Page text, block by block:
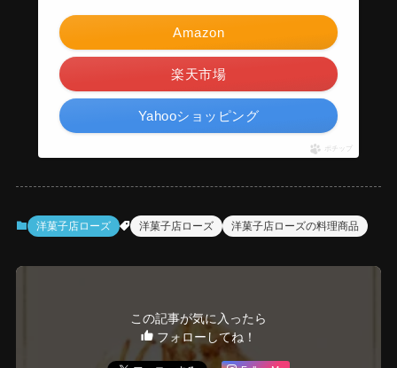
Amazon
楽天市場
Yahooショッピング
ポチップ
洋菓子店ローズ 洋菓子店ローズ 洋菓子店ローズの料理商品
この記事が気に入ったら
フォローしてね！